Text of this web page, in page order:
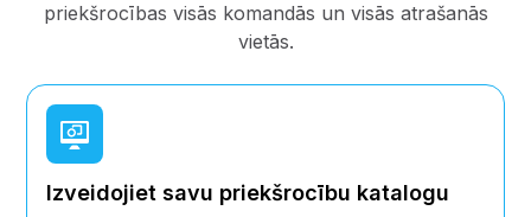
priekšrocības visās komandās un visās atrašanās
vietās.
Izveidojiet savu priekšrocību katalogu